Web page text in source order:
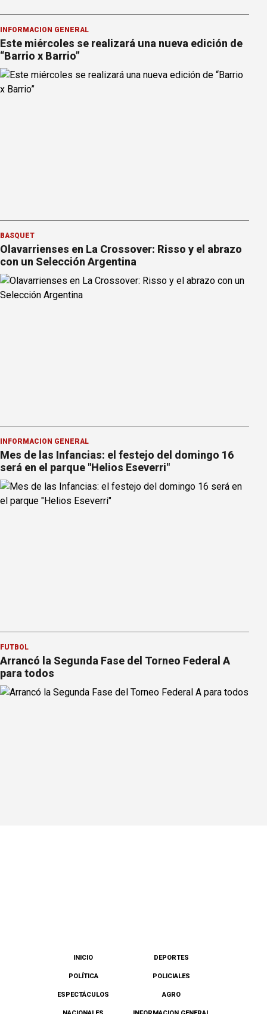
INFORMACION GENERAL
Este miércoles se realizará una nueva edición de
“Barrio x Barrio”
BÁSQUET
Olavarrienses en La Crossover: Risso y el abrazo
con un Selección Argentina
INFORMACION GENERAL
Mes de las Infancias: el festejo del domingo 16
será en el parque "Helios Eseverri"
FÚTBOL
Arrancó la Segunda Fase del Torneo Federal A
para todos
INICIO DEPORTES
POLÍTICA POLICIALES
ESPECTÁCULOS AGRO